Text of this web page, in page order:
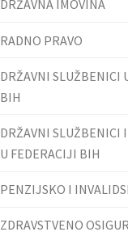
DRŽAVNA IMOVINA
RADNO PRAVO
DRŽAVNI SLUŽBENICI
BIH
DRŽAVNI SLUŽBENICI
U FEDERACIJI BIH
PENZIJSKO I
ZDRAVSTVENO